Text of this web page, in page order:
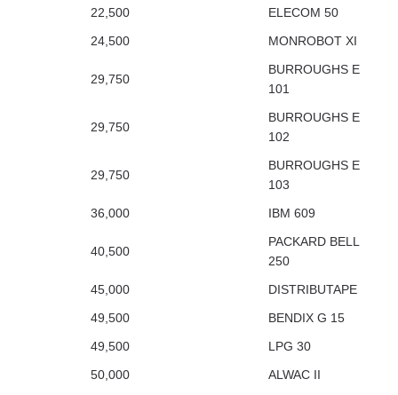
22,500
ELECOM 50
24,500
MONROBOT XI
29,750
BURROUGHS E
101
29,750
BURROUGHS E
102
29,750
BURROUGHS E
103
36,000
IBM 609
40,500
PACKARD BELL
250
45,000
DISTRIBUTAPE
49,500
BENDIX G 15
49,500
LPG 30
50,000
ALWAC II